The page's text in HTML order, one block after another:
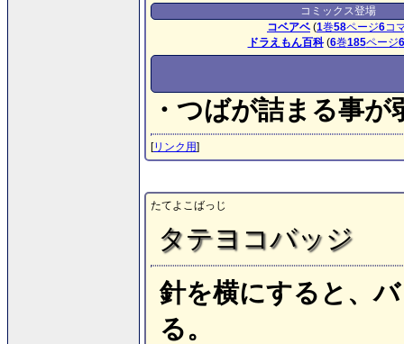
コミックス登場
コベアベ (1巻58ページ6コ
ドラえもん百科(6巻185ページ6
・つばが詰まる事が
[リンク用]
たてよこばっじ
タテヨコバッジ
針を横にすると、
る。